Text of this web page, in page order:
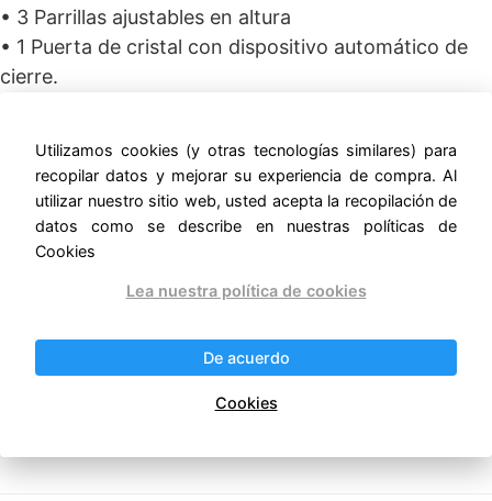
• 3 Parrillas ajustables en altura
• 1 Puerta de cristal con dispositivo automático de
cierre.
• Kit de (4) ruedas de 3” de diámetro, de las cuales
las 2 frontales llevan freno.
• 115V. – 60 Hz.
Fondo x Alto)
• Peso:198 kg –
Utilizamos cookies (y otras tecnologías similares) para
recopilar datos y mejorar su experiencia de compra. Al
utilizar nuestro sitio web, usted acepta la recopilación de
datos como se describe en nuestras políticas de
Cookies
Lea nuestra política de cookies
De acuerdo
Cookies